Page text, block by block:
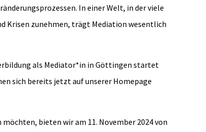
In einer Welt, in der viele
Krisen zunehmen, trägt Mediation wesentlich
als Mediator*in in Göttingen startet
sich bereits jetzt auf unserer Homepage
bieten wir am 11. November 2024 von